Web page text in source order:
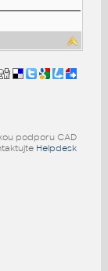
podporu CAD
Helpdesk